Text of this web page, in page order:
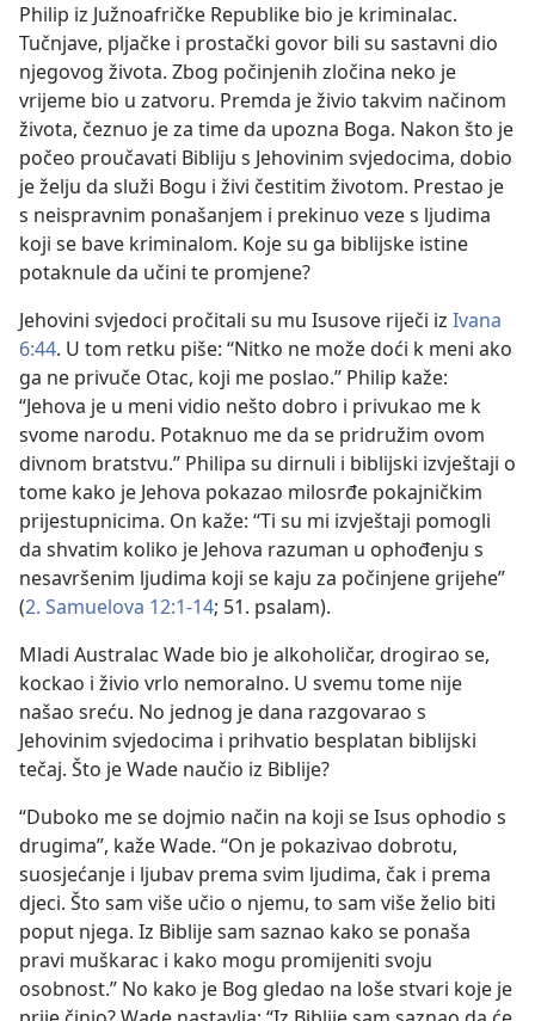
Philip iz Južnoafričke Republike bio je kriminalac.
Tučnjave, pljačke i prostački govor bili su sastavni dio
njegovog života. Zbog počinjenih zločina neko je
vrijeme bio u zatvoru. Premda je živio takvim načinom
života, čeznuo je za time da upozna Boga. Nakon što je
počeo proučavati Bibliju s Jehovinim svjedocima, dobio
je želju da služi Bogu i živi čestitim životom. Prestao je
s neispravnim ponašanjem i prekinuo veze s ljudima
koji se bave kriminalom. Koje su ga biblijske istine
potaknule da učini te promjene?
Jehovini svjedoci pročitali su mu Isusove riječi iz Ivana
6:44. U tom retku piše: “Nitko ne može doći k meni ako
ga ne privuče Otac, koji me poslao.” Philip kaže:
“Jehova je u meni vidio nešto dobro i privukao me k
svome narodu. Potaknuo me da se pridružim ovom
divnom bratstvu.” Philipa su dirnuli i biblijski izvještaji o
tome kako je Jehova pokazao milosrđe pokajničkim
prijestupnicima. On kaže: “Ti su mi izvještaji pomogli
da shvatim koliko je Jehova razuman u ophođenju s
nesavršenim ljudima koji se kaju za počinjene grijehe”
(2. Samuelova 12:1-14; 51. psalam).
Mladi Australac Wade bio je alkoholičar, drogirao se,
kockao i živio vrlo nemoralno. U svemu tome nije
našao sreću. No jednog je dana razgovarao s
Jehovinim svjedocima i prihvatio besplatan biblijski
tečaj. Što je Wade naučio iz Biblije?
“Duboko me se dojmio način na koji se Isus ophodio s
drugima”, kaže Wade. “On je pokazivao dobrotu,
suosjećanje i ljubav prema svim ljudima, čak i prema
djeci. Što sam više učio o njemu, to sam više želio biti
poput njega. Iz Biblije sam saznao kako se ponaša
pravi muškarac i kako mogu promijeniti svoju
osobnost.” No kako je Bog gledao na loše stvari koje je